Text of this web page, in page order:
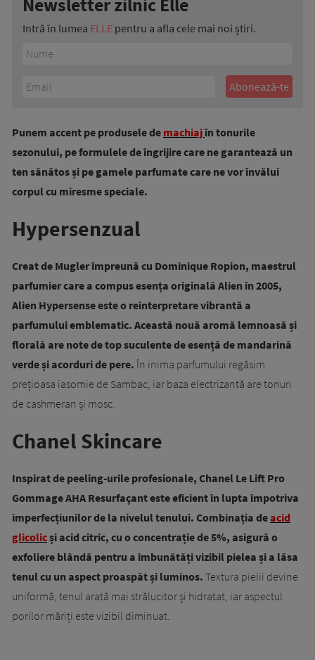
Intră în lumea ELLE pentru a afla cele mai noi știri.
Punem accent pe produsele de machiajîn tonurile
sezonului, pe formulele de îngrijire care ne garantează un
ten sănătos și pe gamele parfumate care ne vor învălui
corpul cu miresme speciale.
Hypersenzual
Creat de Mugler împreună cu Dominique Ropion, maestrul
parfumier care a compus esența originală Alien în 2005,
Alien Hypersense este o reinterpretare vibrantă a
parfumului emblematic. Această nouă aromă lemnoasă și
florală are note de top suculente de esență de mandarină
verde și acorduri de pere. În inima parfumului regăsim
prețioasa iasomie de Sambac, iar baza electrizantă are tonuri
de cashmeran și mosc.
Chanel Skincare
Inspirat de peeling-urile profesionale, Chanel Le Lift Pro
Gommage AHA Resurfaçant este eficient în lupta împotriva
imperfecțiunilor de la nivelul tenului. Combinația deacid
glicolicși acid citric, cu o concentrație de 5%, asigură o
exfoliere blândă pentru a îmbunătăți vizibil pielea și a lăsa
tenul cu un aspect proaspăt și luminos. Textura pielii devine
uniformă, tenul arată mai strălucitor și hidratat, iar aspectul
porilor măriți este vizibil diminuat.